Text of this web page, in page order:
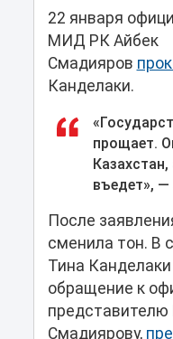
22 января
МИД РК Айбек
Смадияров
Канделаки.
прощает.
въедет», —
После
сменила тон. В
Тина
обращение к
Смадиярову,